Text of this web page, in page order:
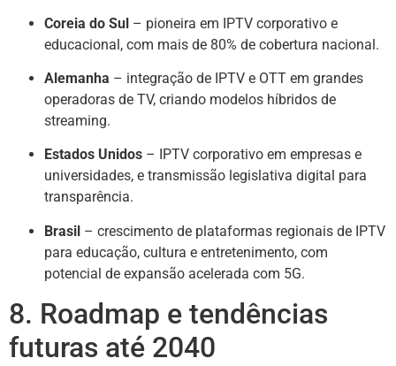
Coreia do Sul – pioneira em IPTV corporativo e
educacional, com mais de 80% de cobertura nacional.
Alemanha – integração de IPTV e OTT em grandes
operadoras de TV, criando modelos híbridos de
streaming.
Estados Unidos – IPTV corporativo em empresas e
universidades, e transmissão legislativa digital para
transparência.
Brasil – crescimento de plataformas regionais de IPTV
para educação, cultura e entretenimento, com
potencial de expansão acelerada com 5G.
8. Roadmap e tendências
futuras até 2040